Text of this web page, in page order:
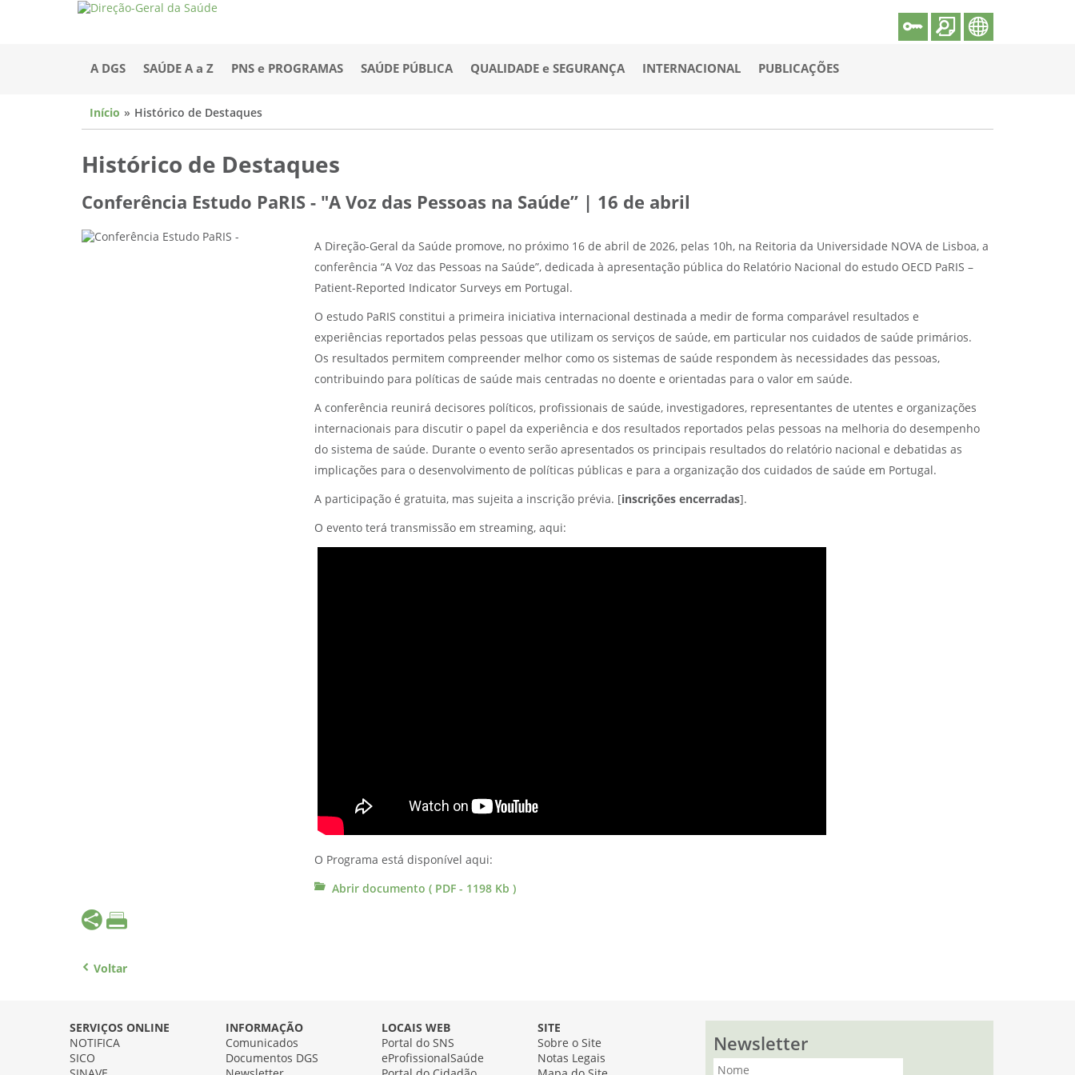
A DGS SAÚDE A a Z PNS e PROGRAMAS SAÚDE PÚBLICA QUALIDADE e SEGURANÇA INTERNACIONAL PUBLICAÇÕES
Início Histórico de Destaques
Histórico de Destaques
Conferência Estudo PaRIS - "A Voz das Pessoas na Saúde” | 16 de abril
A Direção-Geral da Saúde promove, no próximo 16 de abril de 2026, pelas 10h, na Reitoria da Universidade NOVA de Lisboa, a
conferência “A Voz das Pessoas na Saúde”, dedicada à apresentação pública do Relatório Nacional do estudo OECD PaRIS –
Patient-Reported Indicator Surveys em Portugal.
O estudo PaRIS constitui a primeira iniciativa internacional destinada a medir de forma comparável resultados e
experiências reportados pelas pessoas que utilizam os serviços de saúde, em particular nos cuidados de saúde primários.
Os resultados permitem compreender melhor como os sistemas de saúde respondem às necessidades das pessoas,
contribuindo para políticas de saúde mais centradas no doente e orientadas para o valor em saúde.
A conferência reunirá decisores políticos, profissionais de saúde, investigadores, representantes de utentes e organizações
internacionais para discutir o papel da experiência e dos resultados reportados pelas pessoas na melhoria do desempenho
do sistema de saúde. Durante o evento serão apresentados os principais resultados do relatório nacional e debatidas as
implicações para o desenvolvimento de políticas públicas e para a organização dos cuidados de saúde em Portugal.
A participação é gratuita, mas sujeita a inscrição prévia. [inscrições encerradas].
O evento terá transmissão em streaming, aqui:
O Programa está disponível aqui:
Abrir documento ( PDF - 1198 Kb )
Voltar
SERVIÇOS ONLINE
NOTIFICA
SICO
INFORMAÇÃO
Comunicados
Documentos DGS
LOCAIS WEB
Portal do SNS
eProfissionalSaúde
SITE
Sobre o Site
Notas Legais
Newsletter